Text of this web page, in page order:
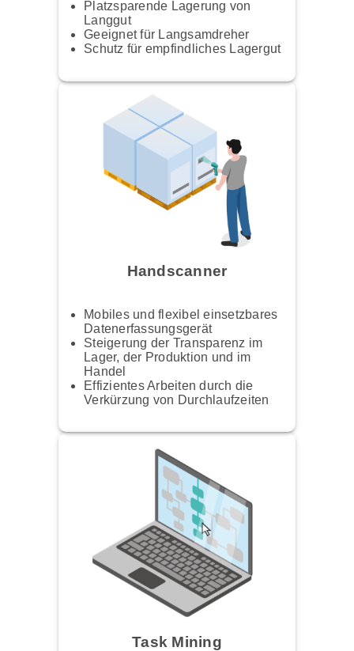
Platzsparende Lagerung von
Langgut
Geeignet für Langsamdreher
Schutz für empfindliches Lagergut
Handscanner
Mobiles und flexibel einsetzbares
Datenerfassungsgerät
Steigerung der Transparenz im
Lager, der Produktion und im
Handel
Effizientes Arbeiten durch die
Verkürzung von Durchlaufzeiten
Task Mining